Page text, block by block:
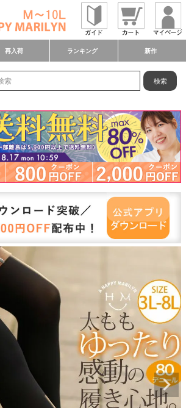
再入荷 ランキング 新作
検索